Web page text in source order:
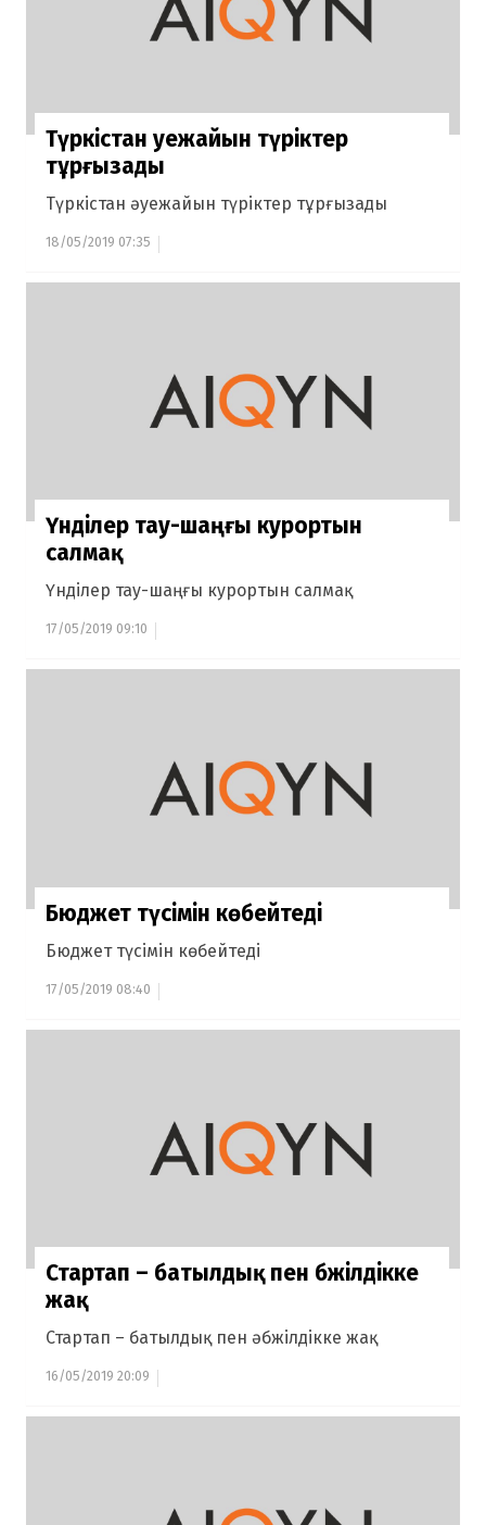
Түркістан әуежайын түріктер
тұрғызады
Түркістан әуежайын түріктер тұрғызады
18/05/2019 07:35
Үнділер тау-шаңғы курортын
салмақ
Үнділер тау-шаңғы курортын салмақ
17/05/2019 09:10
Бюджет түсімін көбейтеді
Бюджет түсімін көбейтеді
17/05/2019 08:40
Стартап – батылдық пен әбжілдікке
жақ
Стартап – батылдық пен әбжілдікке жақ
16/05/2019 20:09